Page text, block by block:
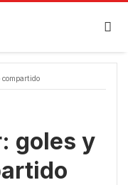
goles y